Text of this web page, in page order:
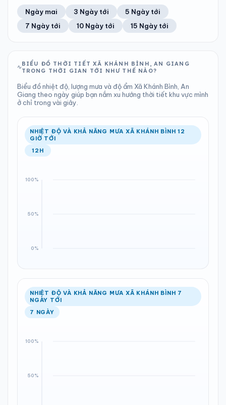
22°C 21%
Khả năng mưa
0.17 mm
Tổng cả ngày
1008 hPa
Bình thường
8
Chỉ số UV
Tốt
Ước lượng
20°C
Ổn định
0%
Khả năng mưa
Trung bình ngày Tốc độ gió
TIA UV TẦM NHÌN
LƯỢNG MƯA
0 mm
Tổng cả ngày
ÁP SUẤT
1007 hPa
Bình thường
Ổn định Khả năng mưa
Ngày mai 3 Ngày tới
5 Ngày tới
7 Ngày tới
10 Ngày tới 15 Ngày tới
BIỂU ĐỒ THỜI TIẾT XÃ KHÁNH BÌNH, AN GIANG
TRONG THỜI GIAN TỚI NHƯ THẾ NÀO?
Biểu đồ nhiệt độ, lượng mưa và độ ẩm Xã Khánh Bình, An
Giang theo ngày giúp bạn nắm xu hướng thời tiết khu vực mình
ở chỉ trong vài giây.
NHIỆT ĐỘ VÀ KHẢ NĂNG MƯA XÃ KHÁNH BÌNH 12
GIỜ TỚI
12H
NHIỆT ĐỘ VÀ KHẢ NĂNG MƯA XÃ KHÁNH BÌNH 7
NGÀY TỚI
7 NGÀY